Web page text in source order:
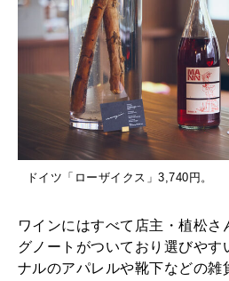
ドイツ「ローザイクス」3,740円。
ワインにはすべて店主・植松さ
グノートがついており選びやす
ナルのアパレルや靴下などの雑